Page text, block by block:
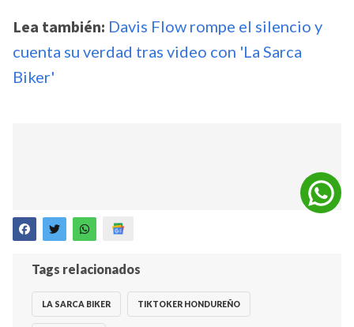
Lea también: Davis Flow rompe el silencio y
cuenta su verdad tras video con 'La Sarca
Biker'
Tags relacionados
LA SARCA BIKER TIKTOKER HONDUREÑO